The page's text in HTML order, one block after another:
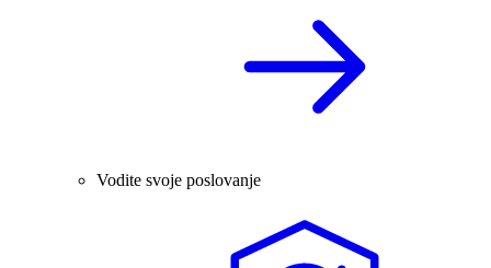
Vodite svoje poslovanje